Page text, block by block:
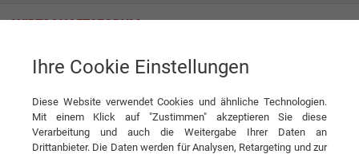
ROMO GmbH
Interviews der ROMO GmbH
Ihre Cookie Einstellungen
Diese Website verwendet Cookies und ähnliche Technologien.
Mit einem Klick auf "Zustimmen" akzeptieren Sie diese
Verarbeitung und auch die Weitergabe Ihrer Daten an
Drittanbieter. Die Daten werden für Analysen, Retargeting und zur